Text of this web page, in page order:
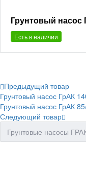
Грунтовый насос
Есть в наличии
Предыдущий товар
Грунтовый насос ГрАК
Грунтовый насос ГрАК
Следующий товар
Грунтовые насосы